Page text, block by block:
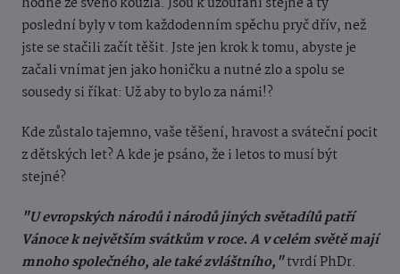
poslední byly v tom každodenním spěchu pryč dřív, než
jste se stačili začít těšit. Jste jen krok k tomu, abyste je
začali vnímat jen jako honičku a nutné zlo a spolu se
sousedy si říkat: Už aby to bylo za námi!?
Kde zůstalo tajemno, vaše těšení, hravost a sváteční pocit
z dětských let? A kde je psáno, že i letos to musí být
stejné?
"U evropských národů i národů jiných světadílů patří
Vánoce k největším svátkům v roce. A v celém světě mají
mnoho společného, ale také zvláštního,"tvrdí PhDr.